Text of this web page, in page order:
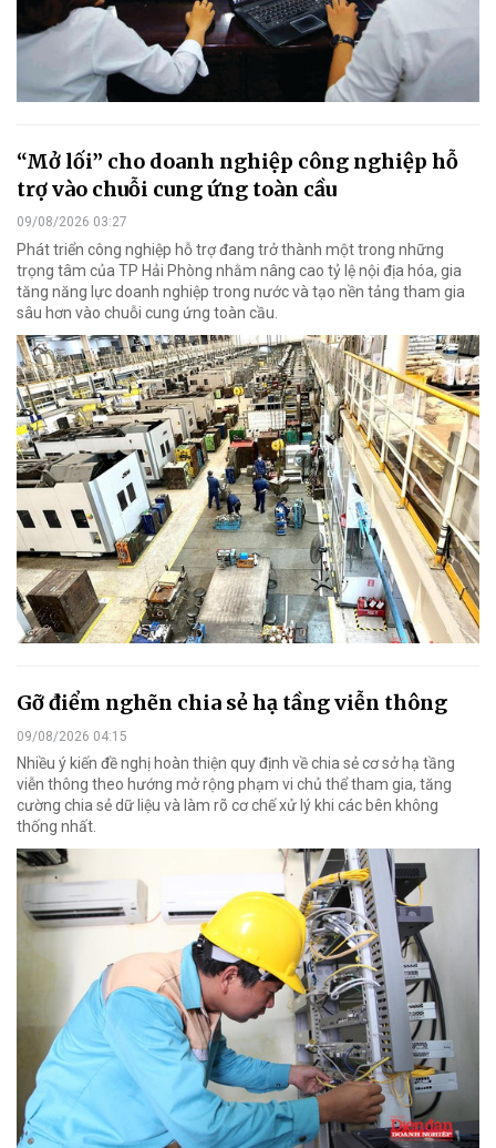
“Mở lối” cho doanh nghiệp công nghiệp hỗ
trợ vào chuỗi cung ứng toàn cầu
09/08/2026 03:27
Phát triển công nghiệp hỗ trợ đang trở thành một trong những
trọng tâm của TP Hải Phòng nhằm nâng cao tỷ lệ nội địa hóa, gia
tăng năng lực doanh nghiệp trong nước và tạo nền tảng tham gia
sâu hơn vào chuỗi cung ứng toàn cầu.
Gỡ điểm nghẽn chia sẻ hạ tầng viễn thông
09/08/2026 04:15
Nhiều ý kiến đề nghị hoàn thiện quy định về chia sẻ cơ sở hạ tầng
viễn thông theo hướng mở rộng phạm vi chủ thể tham gia, tăng
cường chia sẻ dữ liệu và làm rõ cơ chế xử lý khi các bên không
thống nhất.